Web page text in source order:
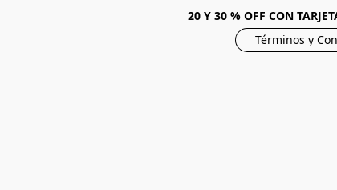
20 Y 30 % OFF CON
Términos y